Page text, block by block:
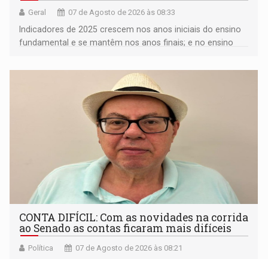
Geral 07 de Agosto de 2026 às 08:33
Indicadores de 2025 crescem nos anos iniciais do ensino
fundamental e se mantêm nos anos finais; e no ensino
CONTA DIFÍCIL: Com as novidades na corrida
ao Senado as contas ficaram mais difíceis
Política 07 de Agosto de 2026 às 08:21